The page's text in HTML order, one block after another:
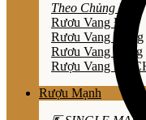
Theo Chủng Loại
Rươu Vang Đỏ
Rươu Vang Trắng
Rươu Vang Hồng
Rượu Vang Nổ/
Rượu Mạnh